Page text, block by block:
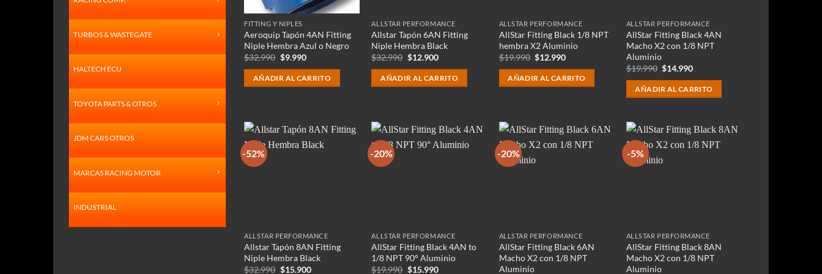
TURBOS & WASTEGATE
HALTECH ECU
TOYOTA PARTS & OTROS
JDM CARS OTROS
MARCAS RACING MOTOR
INDUSTRIAL
FITTING Y NIPLES
Aeroquip Tapón 4AN Fitting
Niple Hembra Azul o Negro
$32.990 El
original
era:
$9.990El
actual
es:
AÑADIR AL CARRITO
ALLSTAR PERFORMANCE
Allstar Tapón 6AN Fitting
Niple Hembra Black
$32.990 El
original
era:
$12.900El
actual
es:
AÑADIR AL CARRITO
ALLSTAR PERFORMANCE
AllStar Fitting Black 1/8 NPT
hembra X2 Aluminio
$19.990 El
original
era:
$12.990El
actual
es:
AÑADIR AL CARRITO
ALLSTAR PERFORMANCE
AllStar Fitting Black 4AN
Macho X2 con 1/8 NPT
Aluminio
$19.990 El
original
era:
$14.990El
actual
es:
AÑADIR AL CARRITO
-52%
ALLSTAR PERFORMANCE
Allstar Tapón 8AN Fitting
Niple Hembra Black
$32.990 El
$15.900El
-20%
ALLSTAR PERFORMANCE
AllStar Fitting Black 4AN to
1/8 NPT 90° Aluminio
$19.990 El
$15.990El
-20%
ALLSTAR PERFORMANCE
AllStar Fitting Black 6AN
Macho X2 con 1/8 NPT
Aluminio
-5%
ALLSTAR PERFORMANCE
AllStar Fitting Black 8AN
Macho X2 con 1/8 NPT
Aluminio